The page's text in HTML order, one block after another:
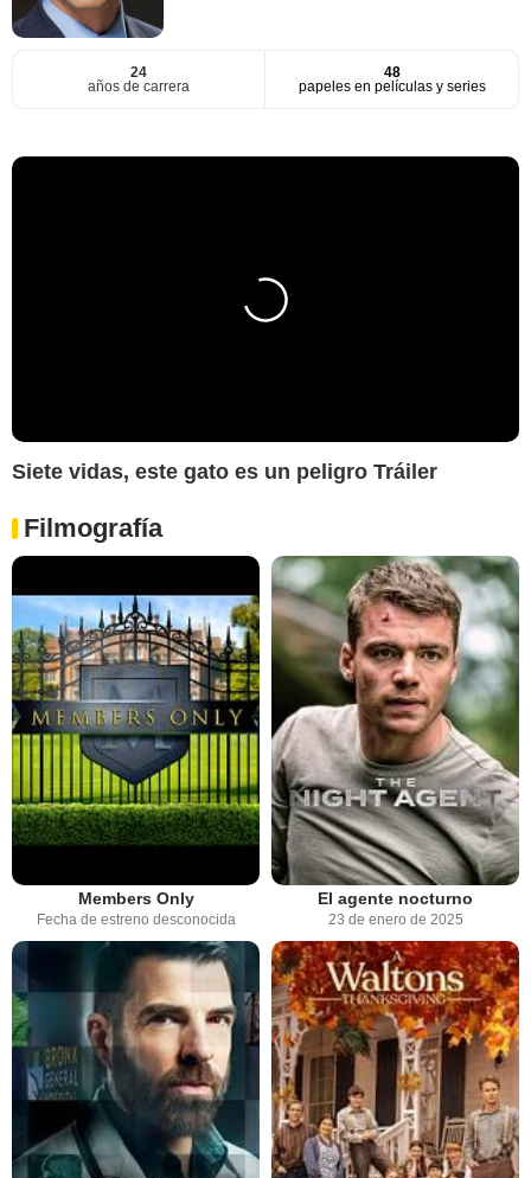
24
años de carrera
48
papeles en películas y series
Siete vidas, este gato es un peligro Tráiler
Filmografía
Members Only
Fecha de estreno desconocida
El agente nocturno
23 de enero de 2025